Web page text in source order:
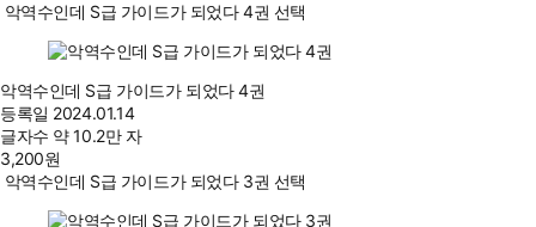
악역수인데 S급 가이드가 되었다 4권 선택
악역수인데 S급 가이드가 되었다 4권
등록일 2024.01.14
글자수 약 10.2만 자
3,200원
악역수인데 S급 가이드가 되었다 3권 선택